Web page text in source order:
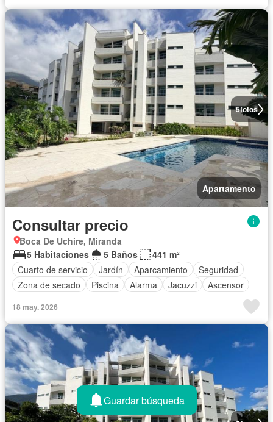
5fotos
Apartamento
Consultar precio
Boca De Uchire, Miranda
5 Habitaciones
5 Baños
441 m²
Cuarto de servicio
Jardín Aparcamiento
Seguridad
Zona de secado
Piscina Alarma Jacuzzi Ascensor
18 may. 2026
Guardar búsqueda